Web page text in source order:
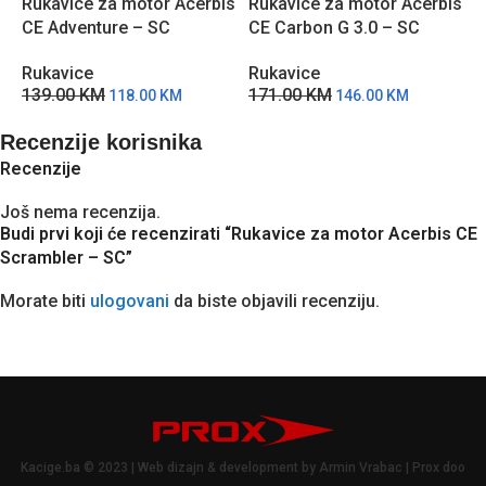
CE Adventure – SC
Rukavice
139.00KM 118.00 KM
CE Carbon G 3.0 – SC
Rukavice
171.00KM 146.00 KM
Recenzije korisnika
Recenzije
Još nema recenzija.
Budi prvi koji će recenzirati “Rukavice za motor Acerbis CE
Scrambler – SC”
Morate biti ulogovani da biste objavili recenziju.
Kacige.ba © 2023 | Web dizajn & development by Armin Vrabac | Prox doo